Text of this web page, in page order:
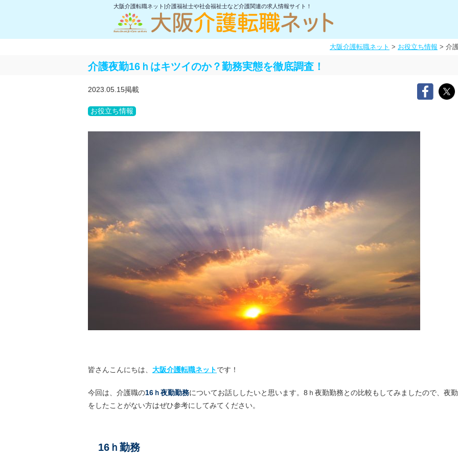
大阪介護転職ネット|介護福祉士や社会福祉士など介護関連の求人情報サイト！
大阪介護転職ネット > お役立ち情報 > 介
介護夜勤16ｈはキツイのか？勤務実態を徹底調査！
2023.05.15掲載
お役立ち情報
皆さんこんにちは、 大阪介護転職ネットです！
今回は、介護職の16ｈ夜勤勤務についてお話ししたいと思います。8ｈ夜勤勤務との比較もしてみましたので、夜
をしたことがない方はぜひ参考にしてみてください。
16ｈ勤務